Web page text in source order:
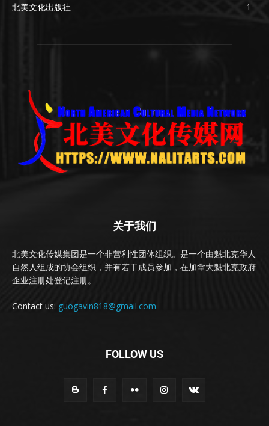
北美文化出版社
1
关于我们
北美文化传媒集团是一个非营利性团体组织。是一个由魁北克华人
自然人组成的协会组织，并有若干成员参加，在加拿大魁北克政府
企业注册处登记注册。
Contact us: guogavin818@gmail.com
FOLLOW US